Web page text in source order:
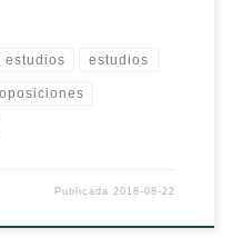
estudios estudios
oposiciones
Publicada2018-08-22